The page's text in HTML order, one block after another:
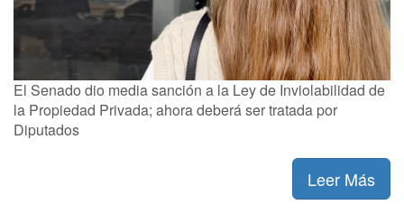
El Senado dio media sanción a la Ley de Inviolabilidad de
la Propiedad Privada; ahora deberá ser tratada por
Diputados
Leer Más